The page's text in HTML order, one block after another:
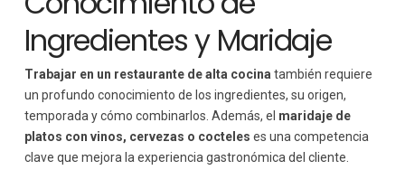
Ingredientes y Maridaje
Trabajar en un restaurante de alta cocina también requiere
un profundo conocimiento de los ingredientes, su origen,
temporada y cómo combinarlos. Además, el maridaje de
platos con vinos, cervezas o cocteles es una competencia
clave que mejora la experiencia gastronómica del cliente.